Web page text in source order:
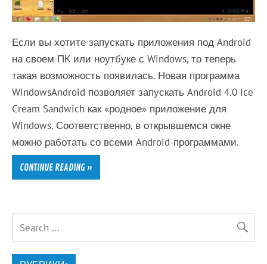
Если вы хотите запускать приложения под Android
на своем ПК или ноутбуке с Windows, то теперь
такая возможность появилась. Новая программа
WindowsAndroid позволяет запускать Android 4.0 Ice
Cream Sandwich как «родное» приложение для
Windows. Соответственно, в открывшемся окне
можно работать со всеми Android-программами.
CONTINUE READING »